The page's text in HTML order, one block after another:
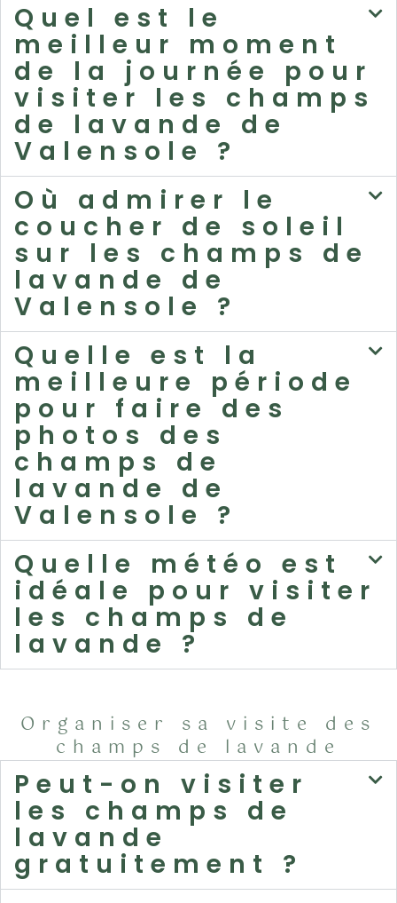
Quel est le
meilleur moment
de la journée pour
visiter les champs
de lavande de
Valensole ?
Où admirer le
coucher de soleil
sur les champs de
lavande de
Valensole ?
Quelle est la
meilleure période
pour faire des
photos des
champs de
lavande de
Valensole ?
Quelle météo est
idéale pour visiter
les champs de
lavande ?
Organiser sa visite des
champs de lavande
Peut-on visiter
les champs de
lavande
gratuitement ?